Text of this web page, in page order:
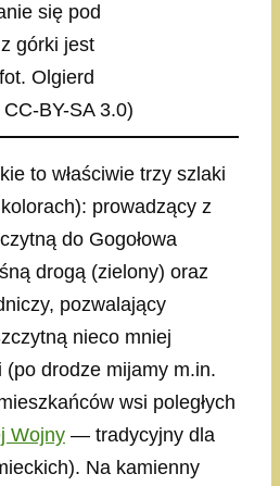
się pod
górki jest
Olgierd
BY-SA 3.0)
to właściwie trzy szlaki
prowadzący z
do Gogołowa
drogą (zielony) oraz
pozwalający
nieco mniej
drodze mijamy m.in.
wsi poległych
Wojny — tradycyjny dla
Na kamienny